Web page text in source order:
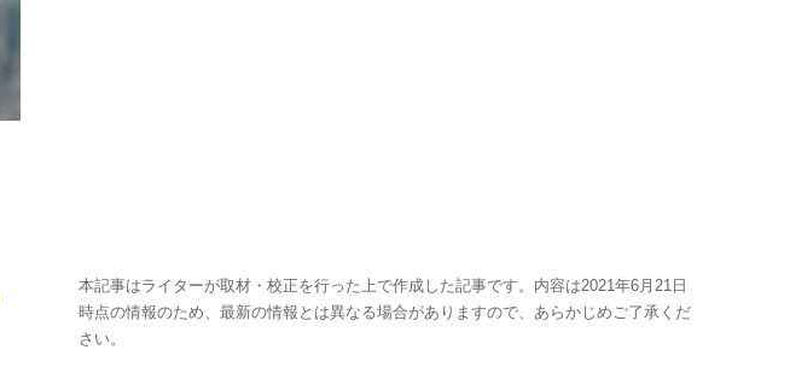
本記事はライターが取材・校正を行った上で作成した記事です。内容は2021年6月21日
時点の情報のため、最新の情報とは異なる場合がありますので、あらかじめご了承くだ
さい。